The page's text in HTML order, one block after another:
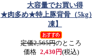
大容量でお買い得
★肉多め★特上豚背骨（5kg）
凍】
定価2,565円のところ
価格 2,430円(税込)